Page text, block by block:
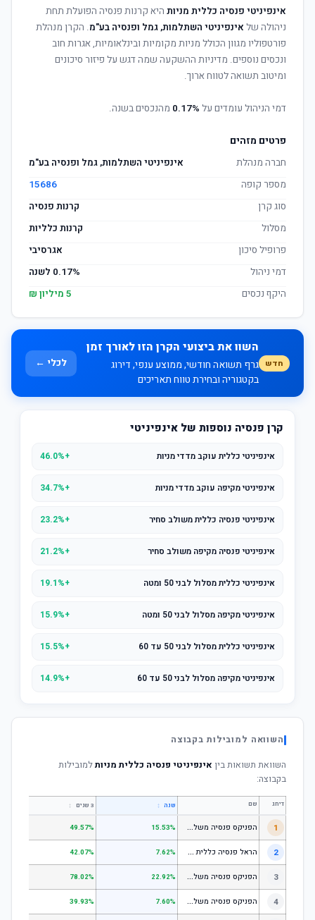
אינפיניטי פנסיה כללית מניות היא קרנות פנסיה הפועלת תחת
ניהולה של אינפיניטי השתלמות, גמל ופנסיה בע"מ. הקרן מנהלת
פורטפוליו מגוון הכולל מניות מקומיות ובינלאומיות, אגרות חוב
ונכסים נוספים. מדיניות ההשקעה שמה דגש על פיזור סיכונים
ומיטוב תשואה לטווח ארוך.
דמי הניהול עומדים על 0.17% מהנכסים בשנה.
פרטים מזהים
חברה מנהלת
אינפיניטי השתלמות, גמל ופנסיה בע"מ
מספר קופה
15686
סוג קרן
קרנות פנסיה
מסלול
קרנות כלליות
פרופיל סיכון
אגרסיבי
דמי ניהול
0.17% לשנה
היקף נכסים
5 מיליון ₪
חדש
השוו את ביצועי הקרן הזו לאורך זמן
גרף תשואה חודשי, ממוצע ענפי, דירוג
בקטגוריה ובחירת טווח תאריכים
לכלי ←
קרן פנסיה נוספות של אינפיניטי
אינפיניטי כללית עוקב מדדי מניות +46.0%
אינפיניטי מקיפה עוקב מדדי מניות +34.7%
אינפיניטי פנסיה כללית משולב סחיר +23.2%
אינפיניטי פנסיה מקיפה משולב סחיר +21.2%
אינפיניטי כללית מסלול לבני 50 ומטה +19.1%
אינפיניטי מקיפה מסלול לבני 50 ומטה +15.9%
אינפיניטי כללית מסלול לבני 50 עד 60 +15.5%
אינפיניטי מקיפה מסלול לבני 50 עד 60 +14.9%
השוואה למובילות בקבוצה
השוואת תשואות בין אינפיניטי פנסיה כללית מניותלמובילות
בקבוצה:
דירוג שם שנה ↕ 3 שנים ↕
1 ה
פניקס פנסיה משלימה - מסלול לבני 50 ומטה 15.53%
49.57%
2 ה
ראל פנסיה כללית עוקב מדד s1;p 7.62%
42.07%
3 ה
פניקס פנסיה משלימה - מניות 22.92%
78.02%
4 ה
פניקס פנסיה משלימה עוקב מדד S1;P500 7.60%
39.93%